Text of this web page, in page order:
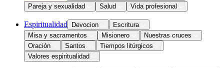
Pareja y sexualidad
Salud Vida profesional
Espiritualidad Devocion
Escritura
Misa y sacramentos
Misionero
Nuestras cruces
Oración
Santos
Tiempos litúrgicos
Valores espiritualidad